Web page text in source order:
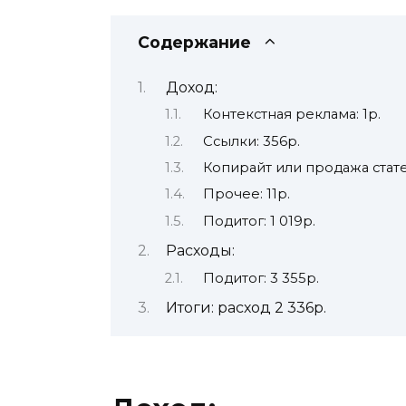
Содержание
Доход:
Контекстная реклама: 1р.
Ссылки: 356р.
Копирайт или продажа
Прочее: 11р.
Подитог: 1 019р.
Расходы:
Подитог: 3 355р.
Итоги: расход 2 336р.